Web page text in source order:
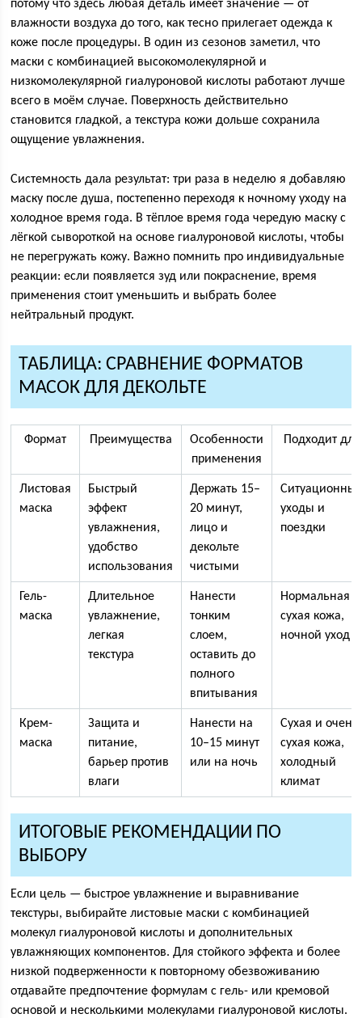
потому что здесь любая деталь имеет значение — от
влажности воздуха до того, как тесно прилегает одежда к
коже после процедуры. В один из сезонов заметил, что
маски с комбинацией высокомолекулярной и
низкомолекулярной гиалуроновой кислоты работают лучше
всего в моём случае. Поверхность действительно
становится гладкой, а текстура кожи дольше сохранила
ощущение увлажнения.
Системность дала результат: три раза в неделю я добавляю
маску после душа, постепенно переходя к ночному уходу на
холодное время года. В тёплое время года чередую маску с
лёгкой сывороткой на основе гиалуроновой кислоты, чтобы
не перегружать кожу. Важно помнить про индивидуальные
реакции: если появляется зуд или покраснение, время
применения стоит уменьшить и выбрать более
нейтральный продукт.
ТАБЛИЦА: СРАВНЕНИЕ ФОРМАТОВ
МАСОК ДЛЯ ДЕКОЛЬТЕ
Формат Преимущества
Особенности
применения
Подходит для
Листовая
маска
Быстрый
эффект
увлажнения,
удобство
использования
Держать 15–
20 минут,
лицо и
декольте
чистыми
уходы и
поездки
Гель-
маска
Длительное
увлажнение,
легкая
текстура
Нанести
тонким
слоем,
оставить до
полного
впитывания
Нормальная и
сухая кожа,
ночной уход
Крем-
маска
Защита и
питание,
барьер против
влаги
Нанести на
10–15 минут
или на ночь
Сухая и очень
сухая кожа,
холодный
климат
ИТОГОВЫЕ РЕКОМЕНДАЦИИ ПО
ВЫБОРУ
Если цель — быстрое увлажнение и выравнивание
текстуры, выбирайте листовые маски с комбинацией
молекул гиалуроновой кислоты и дополнительных
увлажняющих компонентов. Для стойкого эффекта и более
низкой подверженности к повторному обезвоживанию
отдавайте предпочтение формулам с гель- или кремовой
основой и несколькими молекулами гиалуроновой кислоты.